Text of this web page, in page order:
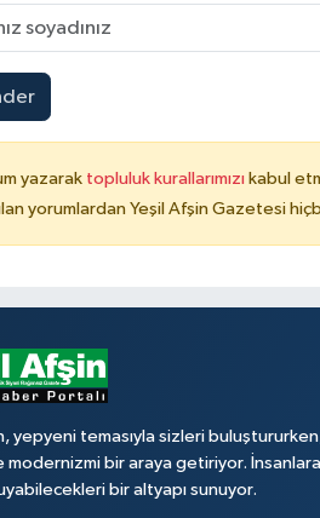
yazarak topluluk kurallarımızı kabul
yorumlardan Yeşil Afşin Gazetesi
yepyeni temasıyla sizleri
modernizmi bir araya getiriyor. İnsanlara
bir altyapı sunuyor.